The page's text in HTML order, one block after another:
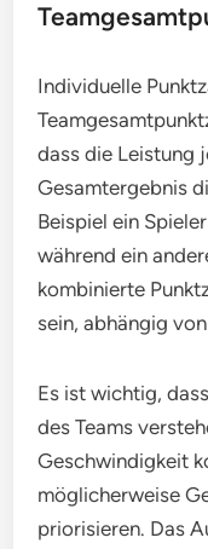
Individuelle
dass die Leistung
Gesamtergebnis
Beispiel ein
während ein
kombinierte
sein, abhängig
Es ist wichtig,
des Teams
Geschwindigkeit
möglicherweise
priorisieren. Das